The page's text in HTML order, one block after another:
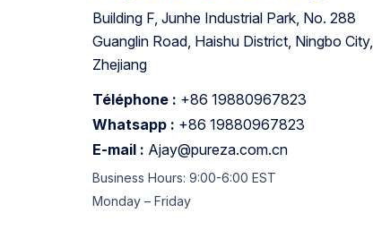
Building F, Junhe Industrial Park, No. 288
Guanglin Road, Haishu District, Ningbo City,
Zhejiang
Téléphone : +86 19880967823
Whatsapp : +86 19880967823
E-mail : Ajay@pureza.com.cn
Business Hours: 9:00-6:00 EST
Monday – Friday